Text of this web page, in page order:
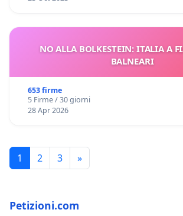
NO ALLA BOLKESTEIN: ITALIA A
BALNEARI
653 firme
5 Firme / 30 giorni
28 Apr 2026
1 2 3 »
Petizioni.com